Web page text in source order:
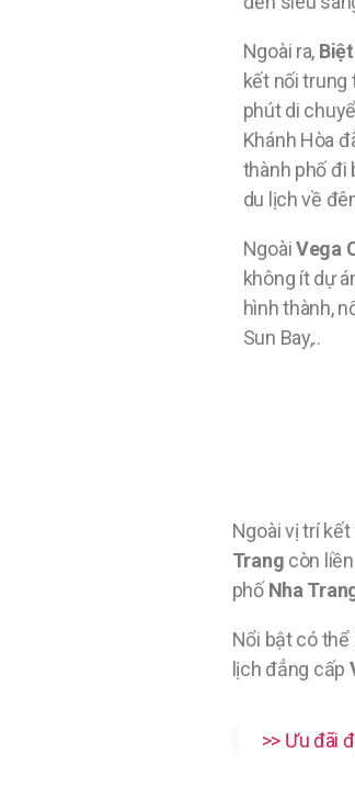
Ngoài ra,
kết nối trung
phút di
Khánh Hòa
thành phố đi
du lịch về
NgoàiVega
không ít dự
hình thành,
Sun Bay,..
Ngoài vị trí
Trang còn
phốNha
Nổi bật có thể
lịch đẳng cấp
>> Ưu đãi